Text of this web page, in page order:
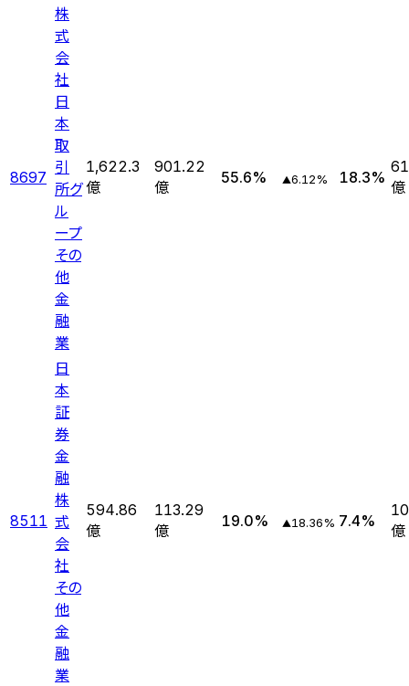
8697
株
式
会
社
日
本
取
引
所グ
ル
ープ
その
他
金
融
業
1,622.3
億
901.22
億
55.6% ▲6.12% 18.3%
億
8511
日
本
証
券
金
融
株
式
会
社
その
他
金
融
業
594.86
億
113.29
億
19.0% ▲18.36% 7.4%
億